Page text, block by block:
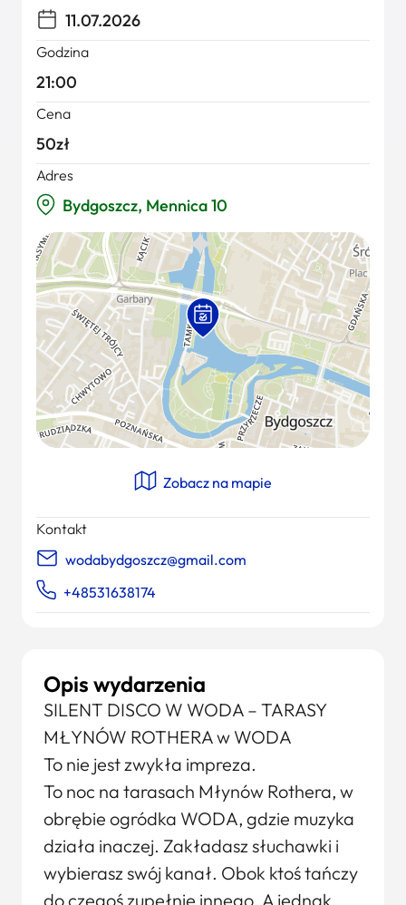
Opis wydarzenia
SILENT DISCO W WODA – TARASY
MŁYNÓW ROTHERA w WODA
To nie jest zwykła impreza.
To noc na tarasach Młynów Rothera, w
obrębie ogródka WODA, gdzie muzyka
działa inaczej. Zakładasz słuchawki i
wybierasz swój kanał. Obok ktoś tańczy
do czegoś zupełnie innego. A jednak
11.07.2026
Godzina
21:00
Cena
50zł
Adres
Bydgoszcz, Mennica 10
Zobacz na mapie
Kontakt
wodabydgoszcz@gmail.com
+48531638174